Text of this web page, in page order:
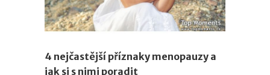
4 nejčastější příznaky menopauzy a
jak si s nimi poradit